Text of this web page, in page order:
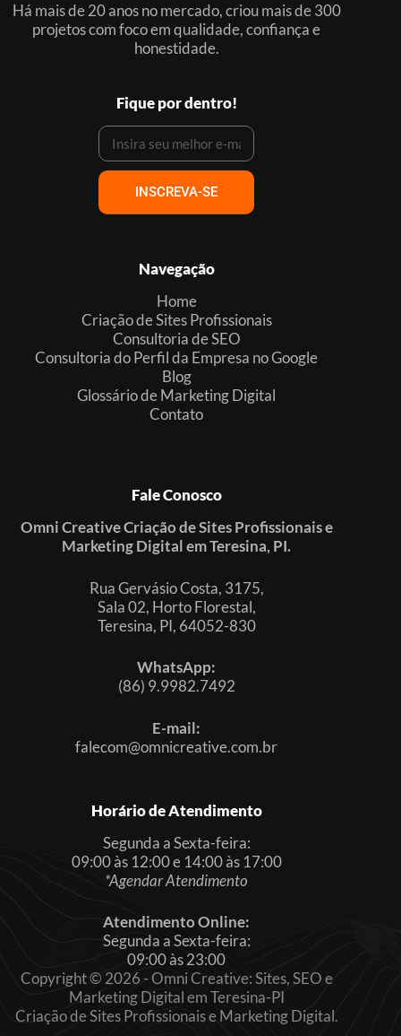
Há mais de 20 anos no mercado, criou mais de 300
projetos com foco em qualidade, confiança e
honestidade.
Fique por dentro!
INSCREVA-SE
Navegação
Home
Criação de Sites Profissionais
Consultoria de SEO
Consultoria do Perfil da Empresa no Google
Blog
Glossário de Marketing Digital
Contato
Fale Conosco
Omni Creative Criação de Sites Profissionais e
Marketing Digital em Teresina, PI.
Rua Gervásio Costa, 3175,
Sala 02, Horto Florestal,
Teresina, PI, 64052-830
WhatsApp:
(86) 9.9982.7492
E-mail:
falecom@omnicreative.com.br
Horário de Atendimento
Segunda a Sexta-feira:
09:00 às 12:00 e 14:00 às 17:00
*Agendar Atendimento
Atendimento Online:
Segunda a Sexta-feira:
09:00 às 23:00
Copyright © 2026 - Omni Creative: Sites, SEO e
Marketing Digital em Teresina-PI
Criação de Sites Profissionais e Marketing Digital.